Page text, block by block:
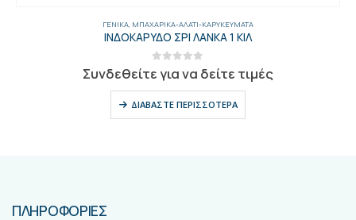
ΓΕΝΙΚΑ, ΜΠΑΧΑΡΙΚΆ-ΑΛΆΤΙ-ΚΑΡΥΚΕΎΜΑΤΑ
ΙΝΔΟΚΑΡΥΔΟ ΣΡΙ ΛΑΝΚΑ 1 ΚΙΛ
out of 5
Συνδεθείτε για να δείτε τιμές
ΔΙΑΒΆΣΤΕ ΠΕΡΙΣΣΌΤΕΡΑ
ΠΛΗΡΟΦΟΡΙΕΣ